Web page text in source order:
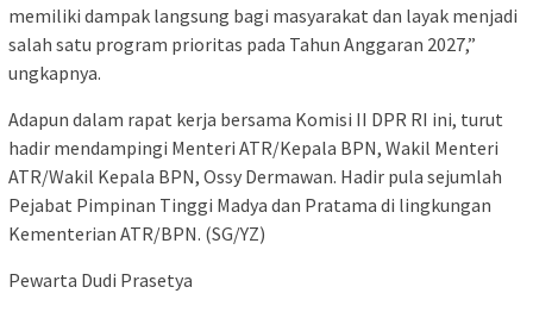
memiliki dampak langsung bagi masyarakat dan layak menjadi
salah satu program prioritas pada Tahun Anggaran 2027,”
ungkapnya.
Adapun dalam rapat kerja bersama Komisi II DPR RI ini, turut
hadir mendampingi Menteri ATR/Kepala BPN, Wakil Menteri
ATR/Wakil Kepala BPN, Ossy Dermawan. Hadir pula sejumlah
Pejabat Pimpinan Tinggi Madya dan Pratama di lingkungan
Kementerian ATR/BPN. (SG/YZ)
Pewarta Dudi Prasetya